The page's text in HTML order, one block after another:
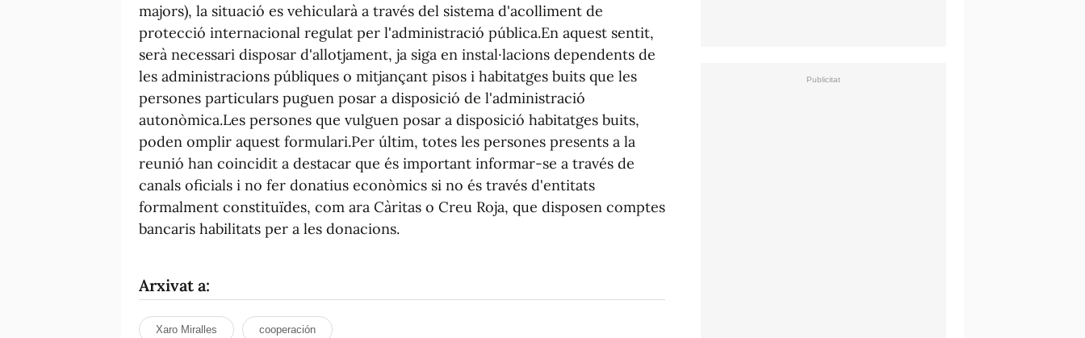
majors), la situació es vehicularà a través del sistema d'acolliment de
protecció internacional regulat per l'administració pública.En aquest sentit,
serà necessari disposar d'allotjament, ja siga en instal·lacions dependents de
les administracions públiques o mitjançant pisos i habitatges buits que les
persones particulars puguen posar a disposició de l'administració
autonòmica.Les persones que vulguen posar a disposició habitatges buits,
poden omplir aquest formulari.Per últim, totes les persones presents a la
reunió han coincidit a destacar que és important informar-se a través de
canals oficials i no fer donatius econòmics si no és través d'entitats
formalment constituïdes, com ara Càritas o Creu Roja, que disposen comptes
bancaris habilitats per a les donacions.
Arxivat a:
Xaro Miralles cooperación